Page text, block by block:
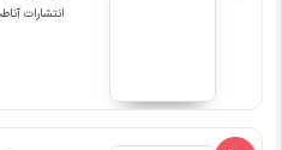
انتشارات